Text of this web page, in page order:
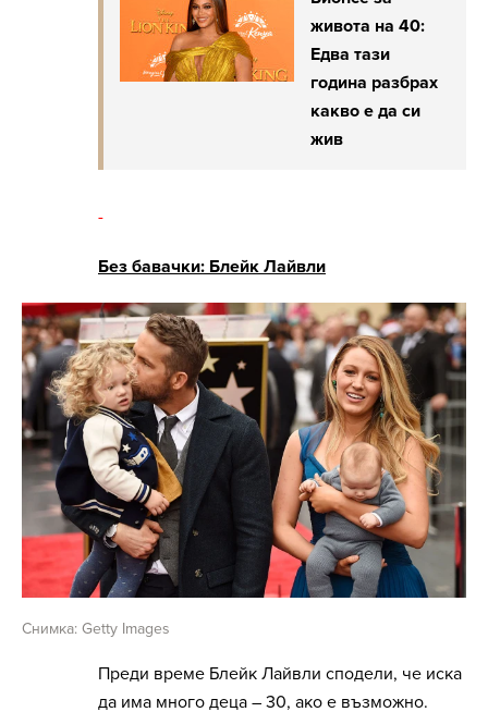
живота на 40:
Едва тази
година разбрах
какво е да си
жив
-
Без бавачки: Блейк Лайвли
Снимка: Getty Images
Преди време Блейк Лайвли сподели, че иска
да има много деца – 30, ако е възможно.